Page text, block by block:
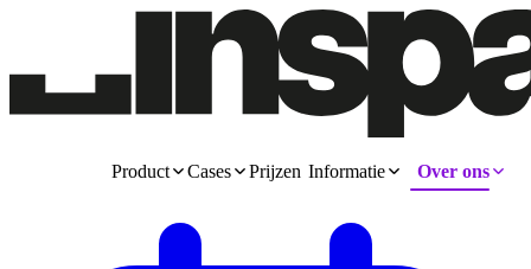
Product Cases Prijzen Informatie Over ons